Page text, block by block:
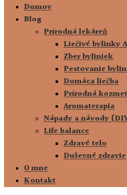
Domov
Blog
Prírodná lekáreň
Liečivé bylinky
Zber byliniek
Pestovanie
Domáca liečba
Prírodná
Aromaterapia
Nápady a návody
Life balance
Zdravé telo
Duševné zdravie
O mne
Kontakt